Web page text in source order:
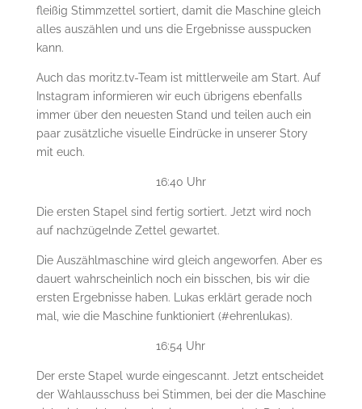
fleißig Stimmzettel sortiert, damit die Maschine gleich
alles auszählen und uns die Ergebnisse ausspucken
kann.
Auch das moritz.tv-Team ist mittlerweile am Start. Auf
Instagram informieren wir euch übrigens ebenfalls
immer über den neuesten Stand und teilen auch ein
paar zusätzliche visuelle Eindrücke in unserer Story
mit euch.
16:40 Uhr
Die ersten Stapel sind fertig sortiert. Jetzt wird noch
auf nachzügelnde Zettel gewartet.
Die Auszählmaschine wird gleich angeworfen. Aber es
dauert wahrscheinlich noch ein bisschen, bis wir die
ersten Ergebnisse haben. Lukas erklärt gerade noch
mal, wie die Maschine funktioniert (#ehrenlukas).
16:54 Uhr
Der erste Stapel wurde eingescannt. Jetzt entscheidet
der Wahlausschuss bei Stimmen, bei der die Maschine